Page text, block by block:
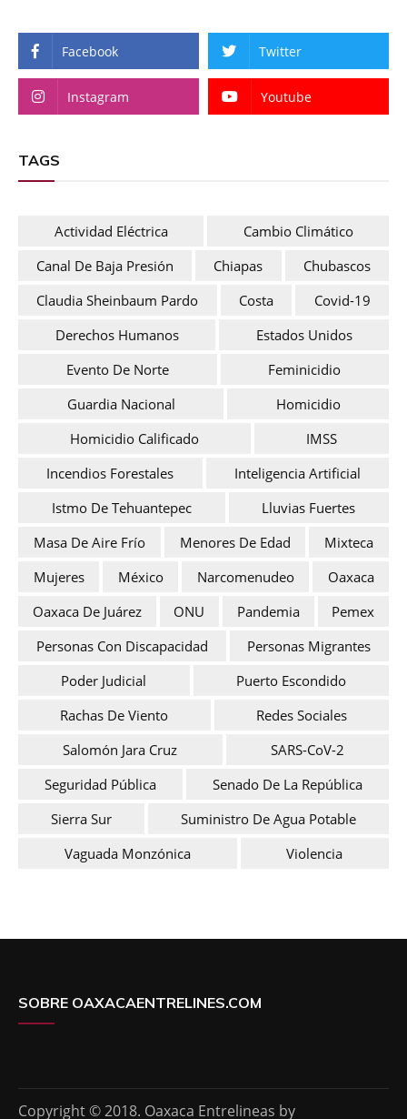
Facebook Twitter
Instagram Youtube
TAGS
Actividad Eléctrica
Cambio Climático
Canal De Baja Presión
Chiapas
Chubascos
Claudia Sheinbaum Pardo
Costa
Covid-19
Derechos Humanos
Estados Unidos
Evento De Norte
Feminicidio
Guardia Nacional
Homicidio
Homicidio Calificado
IMSS
Incendios Forestales
Inteligencia Artificial
Istmo De Tehuantepec
Lluvias Fuertes
Masa De Aire Frío
Menores De Edad
Mixteca
Mujeres
México Narcomenudeo
Oaxaca
Oaxaca De Juárez
ONU Pandemia
Pemex
Personas Con Discapacidad
Personas Migrantes
Poder Judicial
Puerto Escondido
Rachas De Viento
Redes Sociales
Salomón Jara Cruz
SARS-CoV-2
Seguridad Pública
Senado De La República
Sierra Sur
Suministro De Agua Potable
Vaguada Monzónica
Violencia
SOBRE OAXACAENTRELINES.COM
Copyright © 2018. Oaxaca Entrelineas by